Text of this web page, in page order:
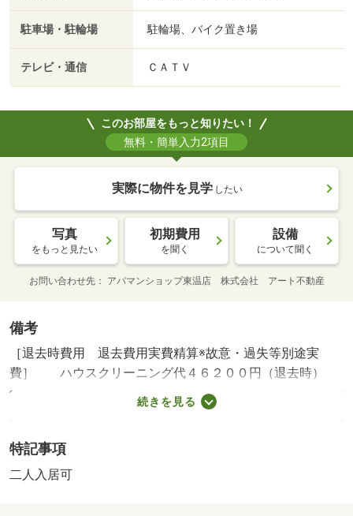
駐車場・駐輪場 駐輪場、バイク置き場
テレビ・通信 ＣＡＴＶ
このお部屋をもっと知りたい！
無料・簡単入力2項目
実際に物件を見学 したい
写真
をもっと見たい
初期費用
を聞く
設備
について聞く
お問い合わせ先 アパマンショップ東温店 株式会社 アート不動産
備考
［退去時費用 退去費用実費精算※故意・過失等別途実
費］ ハウスクリーニング代４６２００円（退去時）
保険加入義務有 ＮＯ：７５３９６０４７・賃貸保証等：
加入要（１００００円／入居時、以降は月額賃料の１％／
車場（１ヵ月）３，３００円／月・他交通手段：西の下停
歩６分・オンライン内見も可能です♪自宅でも気になる物件
続きを見る
特記事項
二人入居可